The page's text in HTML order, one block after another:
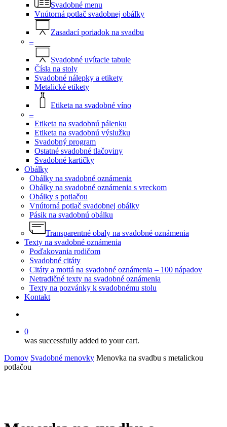
Svadobné menu
Vnútorná potlač svadobnej obálky
Zasadací poriadok na svadbu
–
Svadobné uvítacie tabule
Čísla na stoly
Svadobné nálepky a etikety
Metalické etikety
Etiketa na svadobné víno
–
Etiketa na svadobnú pálenku
Etiketa na svadobnú výslužku
Svadobný program
Ostatné svadobné tlačoviny
Svadobné kartičky
Obálky
Obálky na svadobné oznámenia
Obálky na svadobné oznámenia s vreckom
Obálky s potlačou
Vnútorná potlač svadobnej obálky
Pásik na svadobnú obálku
Transparentné obaly na svadobné oznámenia
Texty na svadobné oznámenia
Poďakovania rodičom
Svadobné citáty
Citáty a mottá na svadobné oznámenia – 100 nápadov
Netradičné texty na svadobné oznámenia
Texty na pozvánky k svadobnému stolu
Kontakt
0
was successfully added to your cart.
Domov Svadobné menovky Menovka na svadbu s metalickou
potlačou